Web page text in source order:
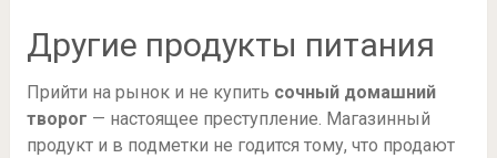
Другие продукты питания
Прийти на рынок и не купить сочный домашний
творог — настоящее преступление. Магазинный
продукт и в подметки не годится тому, что продают